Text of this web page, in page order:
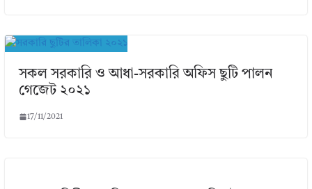
সকল সরকারি ও আধা-সরকারি অফিস ছুটি পালন
গেজেট ২০২১
17/11/2021